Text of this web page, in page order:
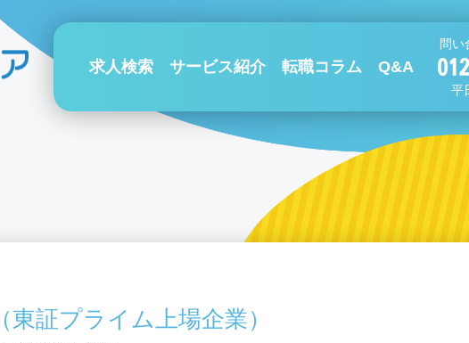
求人検索 サービス紹介 転職コラム Q&A
問い
平
東証プライム上場企業）